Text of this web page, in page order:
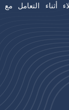
أثناء التعامل مع